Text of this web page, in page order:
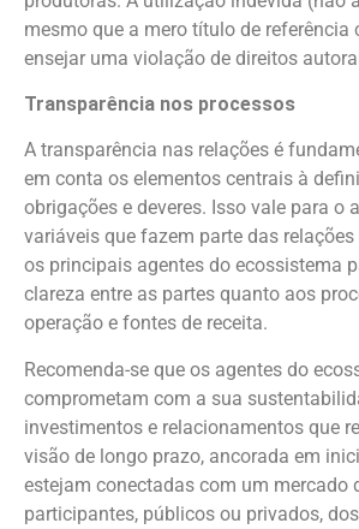
mesmo que a mero título de referência
ensejar uma violação de direitos
Transparência nos processos
A transparência nas relações é
em conta os elementos centrais à
obrigações e deveres. Isso vale para o
variáveis que fazem parte das
os principais agentes do ecossistema
clareza entre as partes quanto aos
operação e fontes de receita.
Recomenda-se que os agentes do
comprometam com a sua
investimentos e relacionamentos que
visão de longo prazo, ancorada em
estejam conectadas com um mercado
participantes, públicos ou privados,